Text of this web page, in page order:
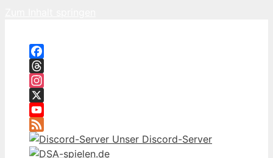
Facebook
Threads
Instagram
X
YouTube
Feed
Unser Discord-Server